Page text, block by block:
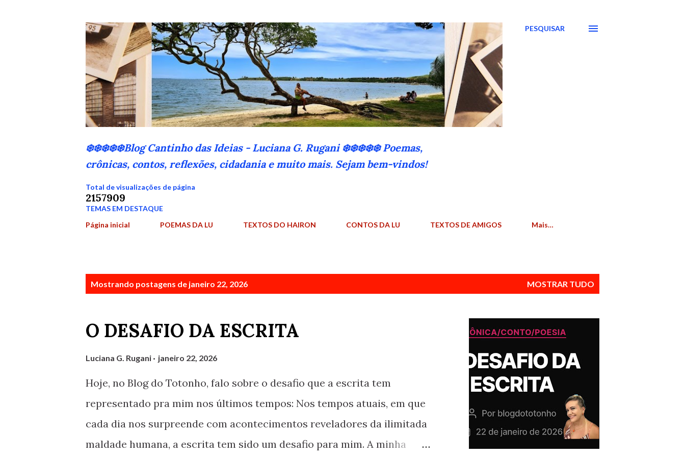
❄️❄️❄️❄️❄️Blog Cantinho das Ideias - Luciana G. Rugani ❄️❄️❄️❄️❄️ Poemas,
crônicas, contos, reflexões, cidadania e muito mais. Sejam bem-vindos!
PESQUISAR
Total de visualizações de página
2157909
TEMAS EM DESTAQUE
Página inicial
POEMAS DA LU TEXTOS DO HAIRON CONTOS DA LU TEXTOS DE AMIGOS Mais…
Mostrando postagens de janeiro 22, 2026 MOSTRAR TUDO
O DESAFIO DA ESCRITA
Luciana G. Rugani janeiro 22, 2026
Hoje, no Blog do Totonho, falo sobre o desafio que a escrita tem
representado pra mim nos últimos tempos: Nos tempos atuais, em que
cada dia nos surpreende com acontecimentos reveladores da ilimitada
maldade humana, a escrita tem sido um desafio para mim. A minha